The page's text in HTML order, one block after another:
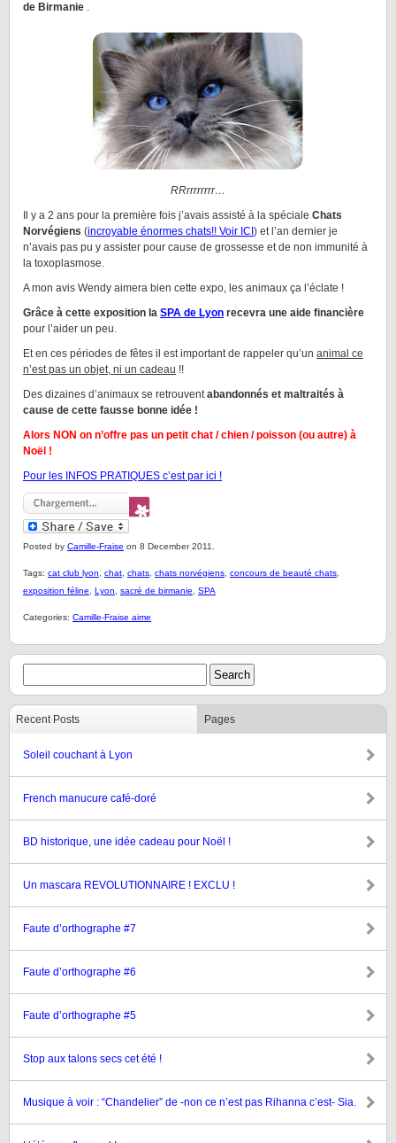
de Birmanie .
RRrrrrrrrr…
Il y a 2 ans pour la première fois j’avais assisté à la spéciale Chats
Norvégiens (incroyable énormes chats!! Voir ICI ) et l’an dernier je
n’avais pas pu y assister pour cause de grossesse et de non immunité à
la toxoplasmose.
A mon avis Wendy aimera bien cette expo, les animaux ça l’éclate !
Grâce à cette exposition la SPA de Lyon recevra une aide financière
pour l’aider un peu.
Et en ces périodes de fêtes il est important de rappeler qu’un animal ce
n’est pas un objet, ni un cadeau !!
Des dizaines d’animaux se retrouventabandonnés et maltraités à
cause de cette fausse bonne idée !
Alors NON on n’offre pas un petit chat / chien / poisson (ou autre) à
Noël !
Pour les INFOS PRATIQUES c’est par ici !
Posted by Camille-Fraise on 8 December 2011.
Tags: cat club lyon chat chats chats norvégiens concours de beauté chats
exposition féline
Lyon sacré de birmanie SPA
Categories: Camille-Fraise aime
Recent Posts Pages
Soleil couchant à Lyon
French manucure café-doré
BD historique, une idée cadeau pour Noël !
Un mascara REVOLUTIONNAIRE ! EXCLU !
Faute d’orthographe #7
Faute d’orthographe #6
Faute d’orthographe #5
Stop aux talons secs cet été !
Musique à voir : “Chandelier” de -non ce n’est pas Rihanna c’est- Sia.